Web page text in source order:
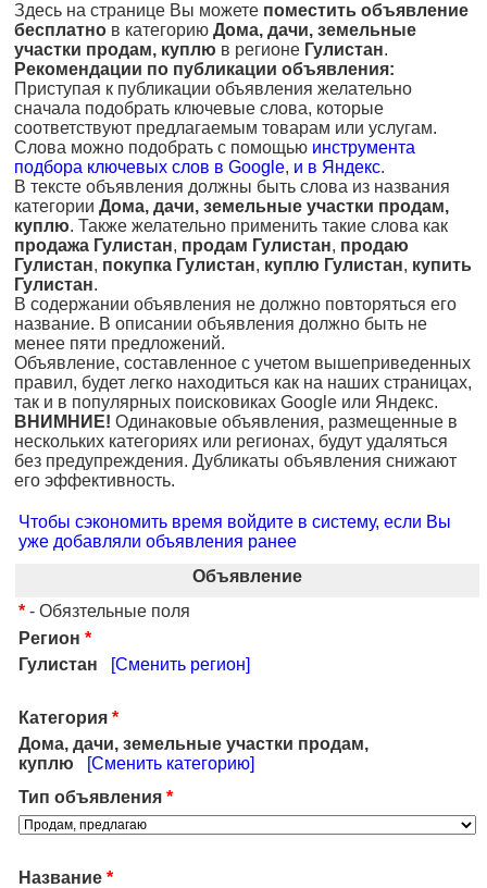
Здесь на странице Вы можете поместить объявление
бесплатно в категорию Дома, дачи, земельные
участки продам, куплю в регионе Гулистан.
Рекомендации по публикации объявления:
Приступая к публикации объявления желательно
сначала подобрать ключевые слова, которые
соответствуют предлагаемым товарам или услугам.
Слова можно подобрать с помощью инструмента
подбора ключевых слов в Google, и в Яндекс.
В тексте объявления должны быть слова из названия
категории Дома, дачи, земельные участки продам,
куплю. Также желательно применить такие слова как
продажа Гулистан, продам Гулистан, продаю
Гулистан, покупка Гулистан, куплю Гулистан, купить
Гулистан.
В содержании объявления не должно повторяться его
название. В описании объявления должно быть не
менее пяти предложений.
Объявление, составленное с учетом вышеприведенных
правил, будет легко находиться как на наших страницах,
так и в популярных поисковиках Google или Яндекс.
ВНИМНИЕ! Одинаковые объявления, размещенные в
нескольких категориях или регионах, будут удаляться
без предупреждения. Дубликаты объявления снижают
его эффективность.
Чтобы сэкономить время войдите в систему, если Вы
уже добавляли объявления ранее
Объявление
* - Обязтельные поля
Регион *
Гулистан
[Сменить регион]
Категория *
Дома, дачи, земельные участки продам,
куплю
[Сменить категорию]
Тип объявления *
Название *